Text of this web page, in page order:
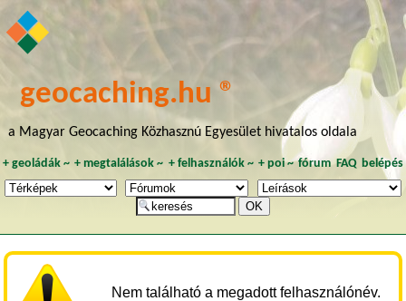
geocaching.hu ®
a Magyar Geocaching Közhasznú Egyesület hivatalos oldala
+ geoládák~ +megtalálások ~ + felhasználók~ + poi~ fórum FAQ belépés
Nem található a megadott felhasználónév.